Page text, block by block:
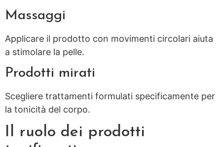
Massaggi
Applicare il prodotto con movimenti circolari aiuta
a stimolare la pelle.
Prodotti mirati
Scegliere trattamenti formulati specificamente per
la tonicità del corpo.
Il ruolo dei prodotti